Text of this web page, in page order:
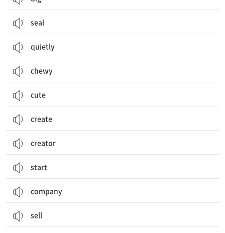
seal
quietly
chewy
cute
create
creator
start
company
sell